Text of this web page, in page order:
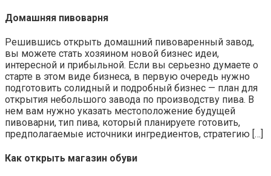
Домашняя пивоварня
Решившись открыть домашний пивоваренный завод,
вы можете стать хозяином новой бизнес идеи,
интересной и прибыльной. Если вы серьезно думаете о
старте в этом виде бизнеса, в первую очередь нужно
подготовить солидный и подробный бизнес — план для
открытия небольшого завода по производству пива. В
нем вам нужно указать местоположение будущей
пивоварни, тип пива, который планируете готовить,
предполагаемые источники ингредиентов, стратегию […]
Как открыть магазин обуви